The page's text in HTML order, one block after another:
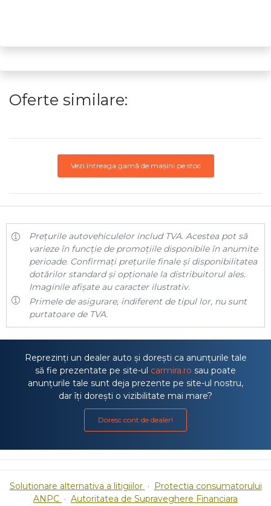
Oferte similare:
Vezi întreaga gamă de mașini pe stoc
Prețurile autovehiculelor includ TVA. Acestea pot să
varieze în funcție de promoțiile disponibile în anumite
perioade. Confirmați prețurile finale și disponibilitatea
dotărilor standard și opționale la distribuitorul ales.
Imaginile afișate au caracter ilustrativ.
Primele de asigurare, indiferent de tipul lor, nu sunt
purtatoare de TVA.
Reprezinți un dealer auto și dorești ca anunțurile tale
să fie prezentate pe site-ul carmira.ro sau poate
anunțurile tale sunt deja prezente pe site-ul nostru,
dar îți dorești o vizibilitate mai mare?
Doresc cont de dealer!
Solutionare alternativa a litigiilor · Protectia consumatorului
ANPC · Autoritatea de Supraveghere Financiara